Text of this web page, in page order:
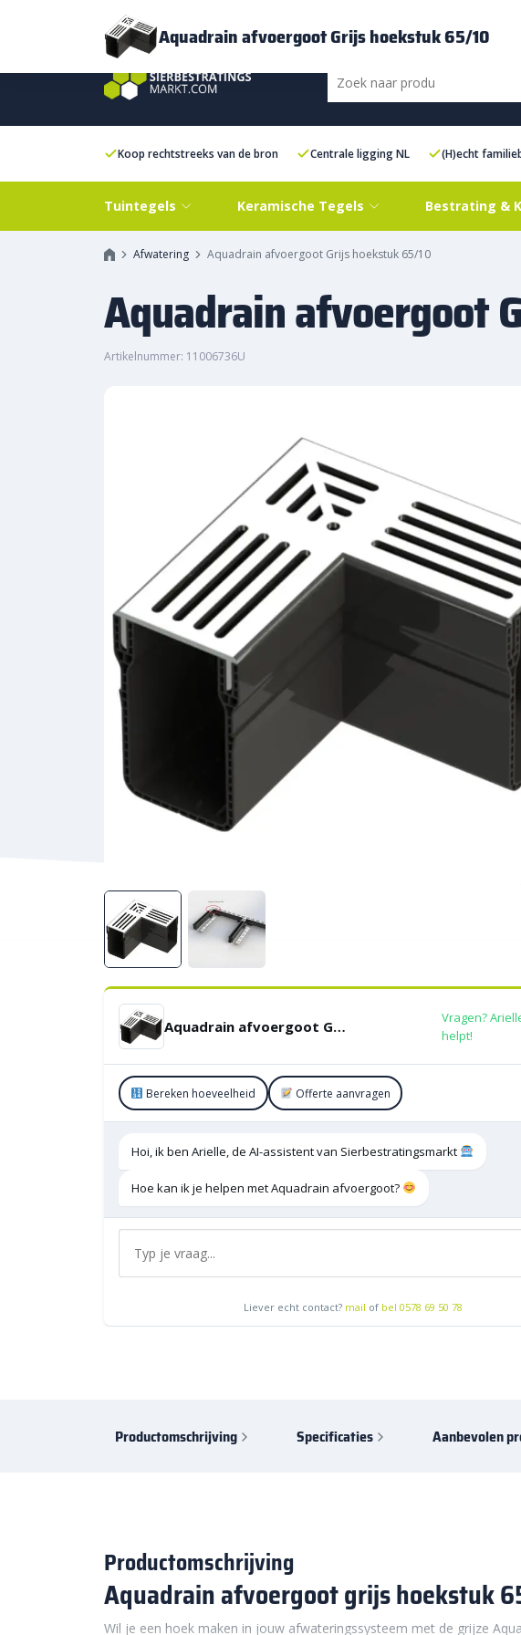
Bezorging
Koop rechtstreeks van de bron Centrale ligging NL (H)echt
Tuintegels Keramische Tegels Bestrating &
Afwatering Aquadrain afvoergoot Grijs hoekstuk 65/10
Aquadrain afvoergoot
Artikelnummer: 11006736U
Aquadrain afvoergoot Grijs hoekstuk 65/10
Vragen?
helpt!
Bereken hoeveelheid Offerte aanvragen
Hoi, ik ben Arielle, de AI-assistent van Sierbestratingsmarkt
Hoe kan ik je helpen met Aquadrain afvoergoot?
Liever echt contact? mail of bel 0578 69 50 78
Productomschrijving Specificaties Aanbevolen
Productomschrijving
Aquadrain afvoergoot grijs hoekstuk
Wil je een hoek maken in jouw afwateringssysteem met de grijze
Aquadrain afvoergoot Grijs hoekstuk 65/10